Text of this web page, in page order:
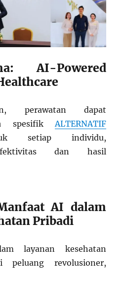
AI-Powered
perawatan dapat
spesifik ALTERNATIF
setiap individu,
dan hasil
AI dalam
Pribadi
layanan kesehatan
peluang revolusioner,